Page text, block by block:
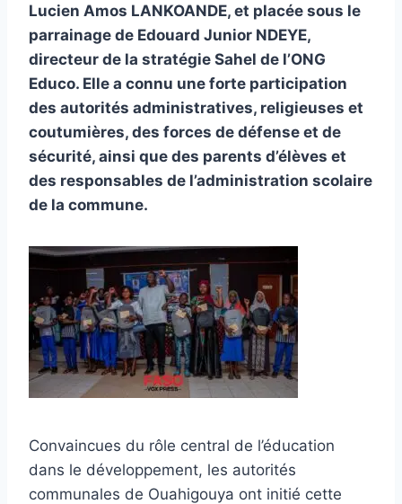
Lucien Amos LANKOANDE, et placée sous le
parrainage de Edouard Junior NDEYE,
directeur de la stratégie Sahel de l’ONG
Educo. Elle a connu une forte participation
des autorités administratives, religieuses et
coutumières, des forces de défense et de
sécurité, ainsi que des parents d’élèves et
des responsables de l’administration scolaire
de la commune.
Convaincues du rôle central de l’éducation
dans le développement, les autorités
communales de Ouahigouya ont initié cette